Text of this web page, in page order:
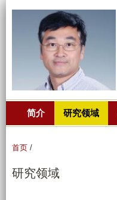
简介 研究领域
首页 /
研究领域